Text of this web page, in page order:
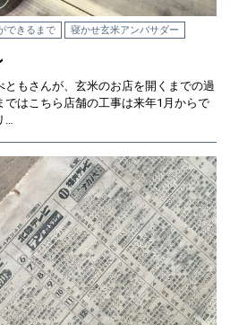
できるまで 寝かせ玄米アンバサダー
もさんが、玄米のお店を開くまでの過
はこちら店舗の工事は来年1月からで
…